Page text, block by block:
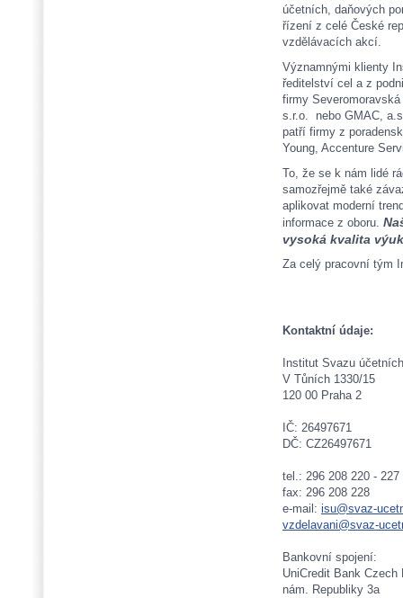
účetních, daňových
řízení z celé České
vzdělávacích akcí.
Významnými klienty
ředitelství cel a z
firmy
s.r.o. nebo GMAC,
patří firmy z
Young, Accenture
To, že se k nám lidé
samozřejmě také
aplikovat moderní
informace z oboru.
vysoká kvalita
Za celý pracovní tým
Kontaktní údaje:
Institut Svazu
V Tůních 1330/15
120 00 Praha 2
IČ: 26497671
DČ: CZ26497671
tel.: 296 208 220 - 227
fax: 296 208 228
e-mail: isu@svaz-
vzdelavani@svaz-
Bankovní spojení:
UniCredit Bank Czech
nám. Republiky 3a